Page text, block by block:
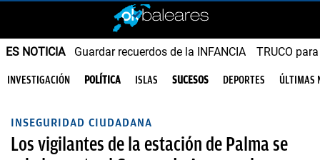
ES NOTICIA Guardar recuerdos de la INFANCIA TRUCO
INVESTIGACIÓN POLÍTICA ISLAS SUCESOS DEPORTES ÚLTIMAS
INSEGURIDAD CIUDADANA
Los vigilantes de la estación de Palma se